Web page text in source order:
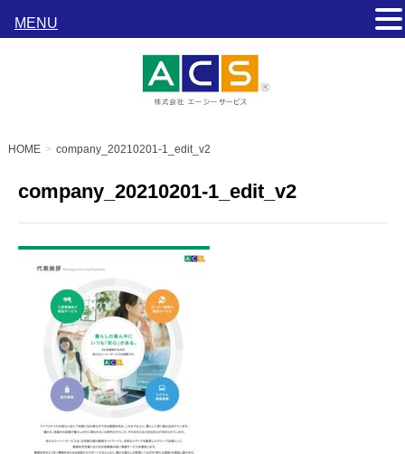
HOME company_20210201-1_edit_v2
company_20210201-1_edit_v2
MENU